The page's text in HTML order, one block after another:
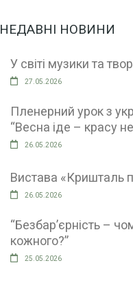
НЕДАВНІ НОВИНИ
У світі музики та
27.05.2026
Пленерний урок з
“Весна іде – красу
26.05.2026
Вистава «Кришталь
26.05.2026
“Безбар’єрність –
кожного?”
25.05.2026